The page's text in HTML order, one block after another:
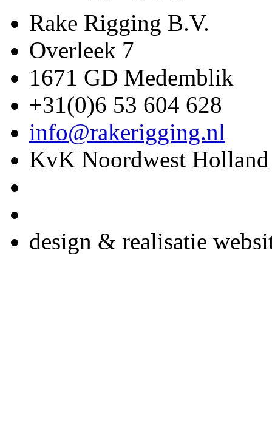
Rake Rigging B.V.
Overleek 7
1671 GD Medemblik
+31(0)6 53 604 628
info@rakerigging.nl
KvK Noordwest
design & realisatie